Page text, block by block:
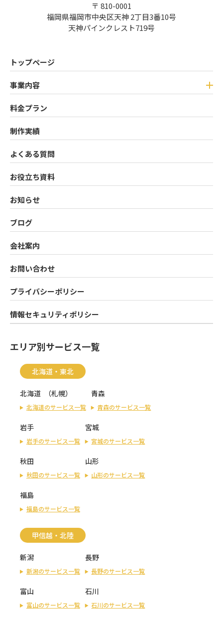
〒 810-0001
福岡県福岡市中央区天神 2丁目3番10号
天神パインクレスト719号
トップページ
事業内容
料金プラン
制作実績
よくある質問
お役立ち資料
お知らせ
ブログ
会社案内
お問い合わせ
プライバシーポリシー
情報セキュリティポリシー
エリア別サービス一覧
北海道・東北
北海道 （札幌）
北海道のサービス一覧
青森
青森のサービス一覧
岩手
岩手のサービス一覧
宮城
宮城のサービス一覧
秋田
秋田のサービス一覧
山形
山形のサービス一覧
福島
福島のサービス一覧
甲信越・北陸
新潟
新潟のサービス一覧
長野
長野のサービス一覧
富山
富山のサービス一覧
石川
石川のサービス一覧